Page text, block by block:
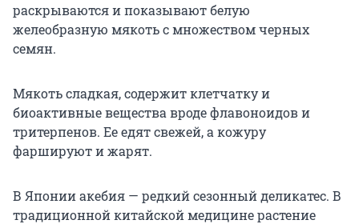
раскрываются и показывают белую
желеобразную мякоть с множеством черных
семян.
Мякоть сладкая, содержит клетчатку и
биоактивные вещества вроде флавоноидов и
тритерпенов. Ее едят свежей, а кожуру
фаршируют и жарят.
В Японии акебия — редкий сезонный деликатес. В
традиционной китайской медицине растение